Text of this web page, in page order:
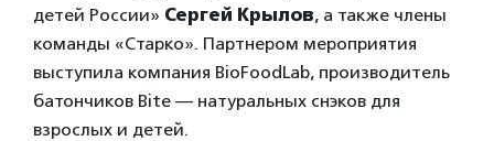
детей России» Сергей Крылов, а также члены
команды «Старко». Партнером мероприятия
выступила компания BioFoodLab, производитель
батончиков Bite — натуральных снэков для
взрослых и детей.